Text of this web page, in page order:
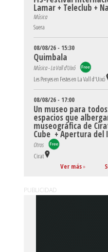
Lamar + Teleclub +
Música
Suera
08/08/26 - 15:30
Quimbala
Música - La Vall d'Uixó
Les Penyes en Festes en La Vall d'Uixó
08/08/26 - 17:00
Un museo para
espacios que
museográfica de
Cube + Apertura del
Otros
Cirat
Ver más»
PUBLICIDAD